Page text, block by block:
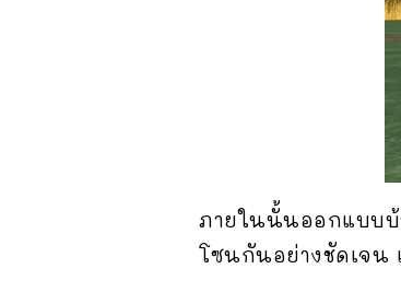
ภายในนั้นออกแบบ
โซนกันอย่างชัดเจน